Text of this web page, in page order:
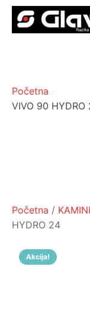
Početna
VIVO 90 HYDRO
Početna / KAMINI
HYDRO 24
Akcija!